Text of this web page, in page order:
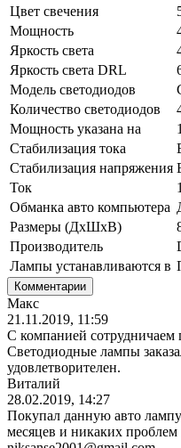
Цвет свечения
Мощность
Яркость света
Яркость света DRL
Модель светодиодов
Количество светодиодов
Мощность указана на
Стабилизация тока
Стабилизация напряжения
Ток
Обманка авто компьютера
Размеры (ДхШхВ)
Производитель
Лампы устанавливаются в
Комментарии
Макс
21.11.2019, 11:59
С компанией сотрудничаем
Светодиодные лампы
удовлетворителен.
Виталий
28.02.2019, 14:27
Покупал данную авто
месяцев и никаких